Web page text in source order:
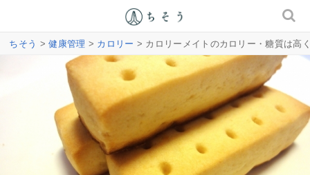
ちそう >健康管理 > カロリー > カロリーメイトのカロリー・糖質は高